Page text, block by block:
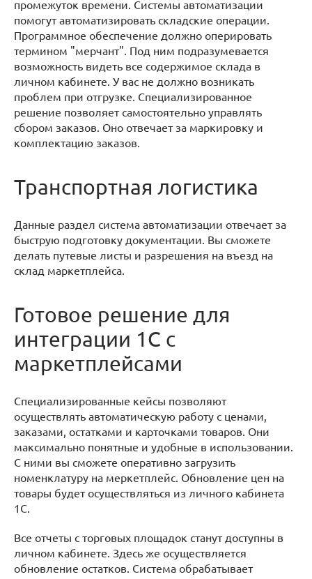
промежуток времени. Системы автоматизации
помогут автоматизировать складские операции.
Программное обеспечение должно оперировать
термином "мерчант". Под ним подразумевается
возможность видеть все содержимое склада в
личном кабинете. У вас не должно возникать
проблем при отгрузке. Специализированное
решение позволяет самостоятельно управлять
сбором заказов. Оно отвечает за маркировку и
комплектацию заказов.
Транспортная логистика
Данные раздел система автоматизации отвечает за
быструю подготовку документации. Вы сможете
делать путевые листы и разрешения на въезд на
склад маркетплейса.
Готовое решение для
интеграции 1С с
маркетплейсами
Специализированные кейсы позволяют
осуществлять автоматическую работу с ценами,
заказами, остатками и карточками товаров. Они
максимально понятные и удобные в использовании.
С ними вы сможете оперативно загрузить
номенклатуру на меркетплейс. Обновление цен на
товары будет осуществляться из личного кабинета
1С.
Все отчеты с торговых площадок станут доступны в
личном кабинете. Здесь же осуществляется
обновление остатков. Система обрабатывает